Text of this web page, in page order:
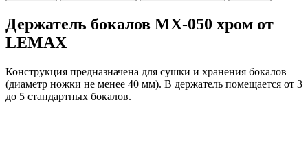
Держатель бокалов MX-050 хром от
LEMAX
Конструкция предназначена для сушки и хранения бокалов
(диаметр ножки не менее 40 мм). В держатель помещается от 3
до 5 стандартных бокалов.